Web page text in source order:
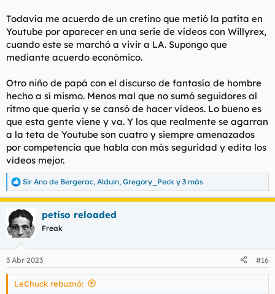
Todavía me acuerdo de un cretino que metió la patita en
Youtube por aparecer en una serie de vídeos con Willyrex,
cuando este se marchó a vivir a LA. Supongo que
mediante acuerdo económico.
Otro niño de papá con el discurso de fantasía de hombre
hecho a sí mismo. Menos mal que no sumó seguidores al
ritmo que quería y se cansó de hacer vídeos. Lo bueno es
que esta gente viene y va. Y los que realmente se agarran
a la teta de Youtube son cuatro y siempre amenazados
por competencia que habla con más seguridad y edita los
vídeos mejor.
R
e
a
c
c
i
e
s
Sir Ano de Bergerac, Alduin, Gregory_Peck y 3 más
petiso reloaded
Freak
3 Abr 2023 #16
LeChuck rebuznó: